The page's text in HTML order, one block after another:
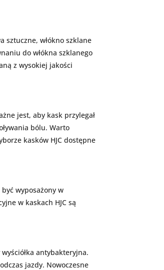
sztuczne, włókno szklane
do włókna szklanego
z wysokiej jakości
jest, aby kask przylegał
bólu. Warto
kasków HJC dostępne
wyposażony w
w kaskach HJC są
antybakteryjna.
jazdy. Nowoczesne